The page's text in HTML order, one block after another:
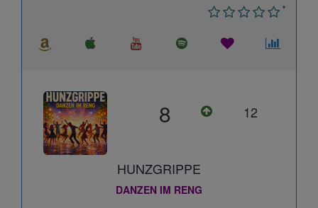
*
8 12
HUNZGRIPPE
DANZEN IM RENG